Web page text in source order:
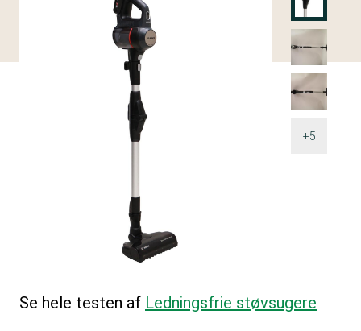
+5
Se hele testen af Ledningsfrie støvsugere